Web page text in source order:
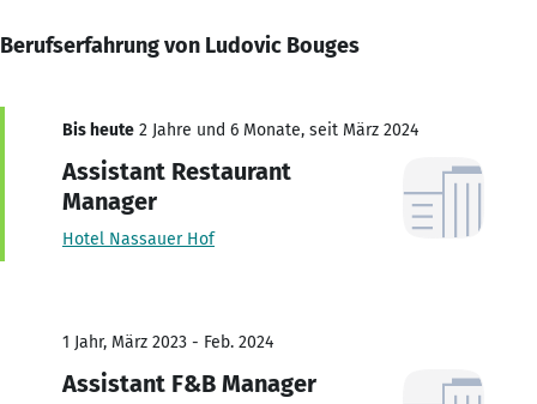
Berufserfahrung von Ludovic Bouges
Bis heute 2 Jahre und 6 Monate, seit März 2024
Assistant Restaurant
Manager
Hotel Nassauer Hof
1 Jahr, März 2023 - Feb. 2024
Assistant F&B Manager